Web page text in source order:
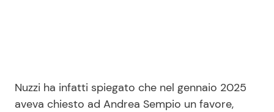
Contattaci
Nuzzi ha infatti spiegato che nel gennaio 2025
aveva chiesto ad Andrea Sempio un favore,